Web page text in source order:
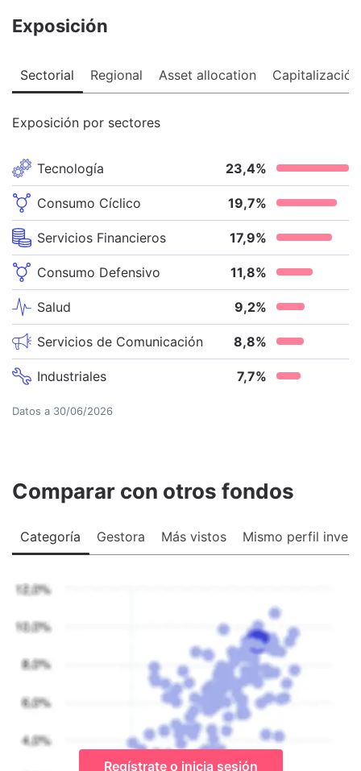
Exposición
Sectorial Regional Asset allocation Capitalización
Exposición por sectores
Tecnología 23,4%
Consumo Cíclico 19,7%
Servicios Financieros 17,9%
Consumo Defensivo 11,8%
Salud 9,2%
Servicios de Comunicación 8,8%
Industriales 7,7%
Datos a 30/06/2026
Comparar con otros fondos
Categoría Gestora Más vistos Mismo perfil
Regístrate o inicia sesión